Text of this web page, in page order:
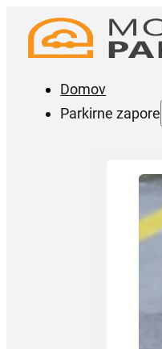
Domov
Parkirne zapore